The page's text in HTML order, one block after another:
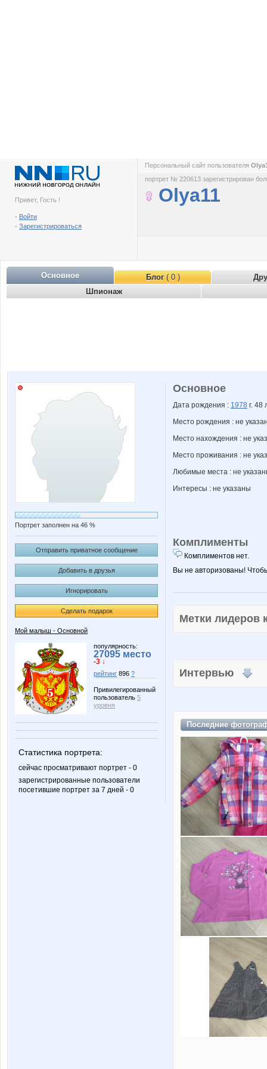
Привет, Гость !
- Войти
- Зарегистрироваться
Персональный сайт пользователя
портрет № 220613 зарегистрирован
Olya11
Основное Блог( 0 )
Шпионаж
Портрет заполнен на 46 %
Отправить приватное сообщение
Добавить в друзья
Игнорировать
Сделать подарок
Мой малыш - Основной
популярность:
27095 место
-3 ↓
рейтинг 896 ?
Привилегированный
пользователь 5
уровня
Статистика портрета:
сейчас просматривают портрет - 0
зарегистрированные пользователи
посетившие портрет за 7 дней - 0
Основное
Дата рождения : 1978 г. 48
Место рождения : не
Место нахождения : не
Место проживания : не
Любимые места : не
Интересы : не указаны
Комплименты
Комплиментов нет.
Вы не авторизованы!
Метки
Интервью
Последние